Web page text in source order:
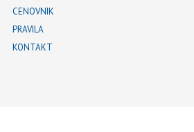
CENOVNIK
PRAVILA
KONTAKT